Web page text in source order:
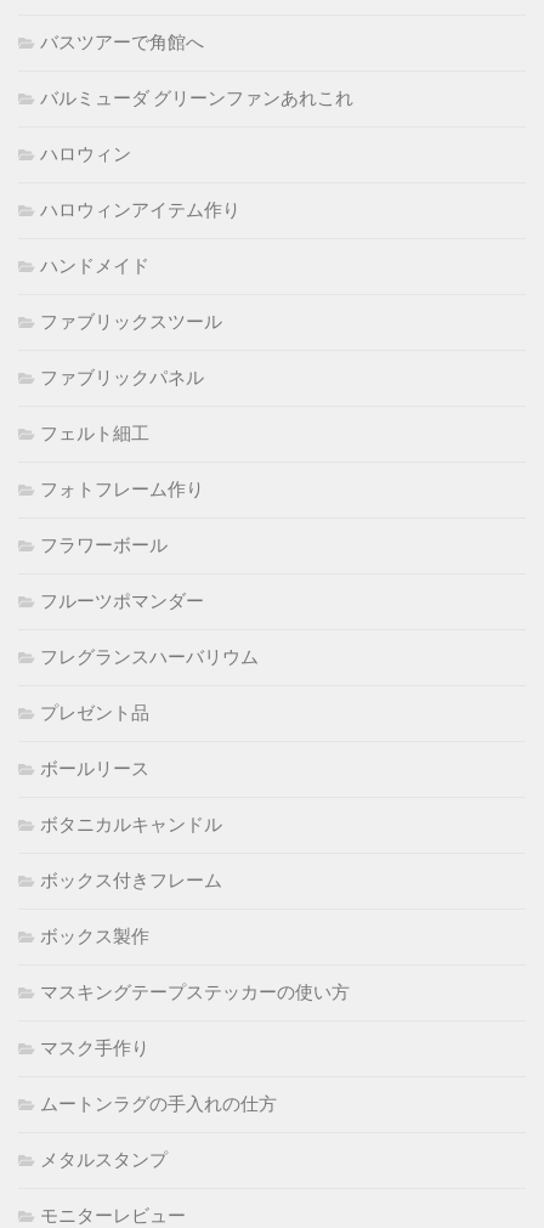
バスツアーで角館へ
バルミューダ グリーンファンあれこれ
ハロウィン
ハロウィンアイテム作り
ハンドメイド
ファブリックスツール
ファブリックパネル
フェルト細工
フォトフレーム作り
フラワーボール
フルーツポマンダー
フレグランスハーバリウム
プレゼント品
ボールリース
ボタニカルキャンドル
ボックス付きフレーム
ボックス製作
マスキングテープステッカーの使い方
マスク手作り
ムートンラグの手入れの仕方
メタルスタンプ
モニターレビュー